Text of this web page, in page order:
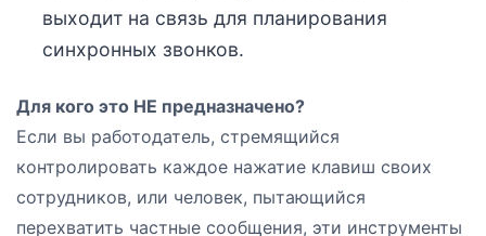
выходит на связь для планирования
синхронных звонков.
Для кого это НЕ предназначено?
Если вы работодатель, стремящийся
контролировать каждое нажатие клавиш своих
сотрудников, или человек, пытающийся
перехватить частные сообщения, эти инструменты